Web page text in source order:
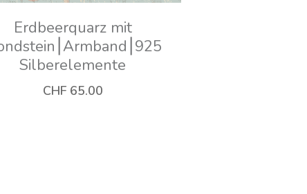
Labradorit Halskette
mit passendem
CHF 229.00